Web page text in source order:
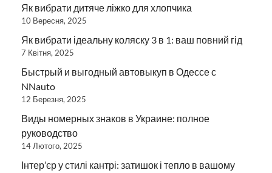
Як вибрати дитяче ліжко для хлопчика
10 Вересня, 2025
Як вибрати ідеальну коляску 3 в 1: ваш повний гід
7 Квітня, 2025
Быстрый и выгодный автовыкуп в Одессе с
NNauto
12 Березня, 2025
Виды номерных знаков в Украине: полное
руководство
14 Лютого, 2025
Інтер’єр у стилі кантрі: затишок і тепло в вашому